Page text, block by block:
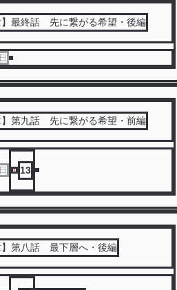
】最終話 先に繋がる希望・後編
】第九話 先に繋がる希望・前編
13
】第八話 最下層へ・後編